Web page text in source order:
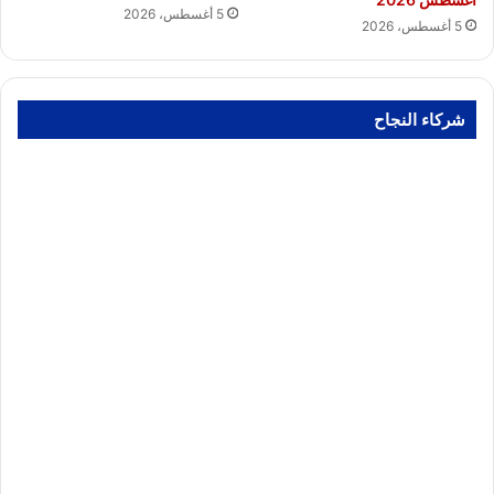
5 أغسطس، 2026
5 أغسطس، 2026
شركاء النجاح